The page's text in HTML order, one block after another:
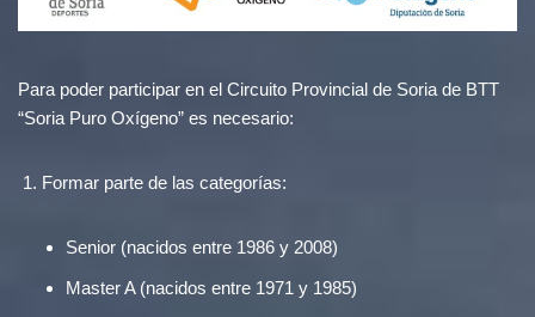
Para poder participar en el Circuito Provincial de Soria de BTT
“Soria Puro Oxígeno” es necesario:
Formar parte de las categorías:
Senior (nacidos entre 1986 y 2008)
Master A (nacidos entre 1971 y 1985)